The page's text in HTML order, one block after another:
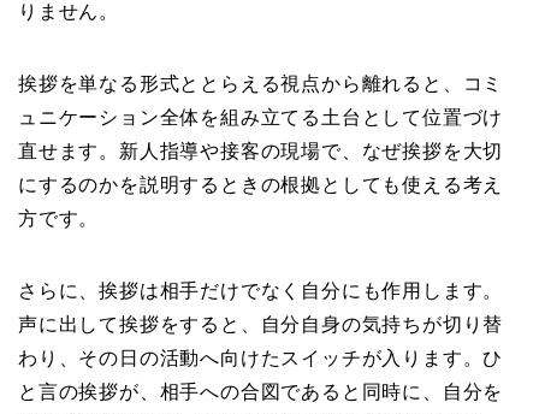
りません。
挨拶を単なる形式ととらえる視点から離れると、コミ
ュニケーション全体を組み立てる土台として位置づけ
直せます。新人指導や接客の現場で、なぜ挨拶を大切
にするのかを説明するときの根拠としても使える考え
方です。
さらに、挨拶は相手だけでなく自分にも作用します。
声に出して挨拶をすると、自分自身の気持ちが切り替
わり、その日の活動へ向けたスイッチが入ります。ひ
と言の挨拶が、相手への合図であると同時に、自分を